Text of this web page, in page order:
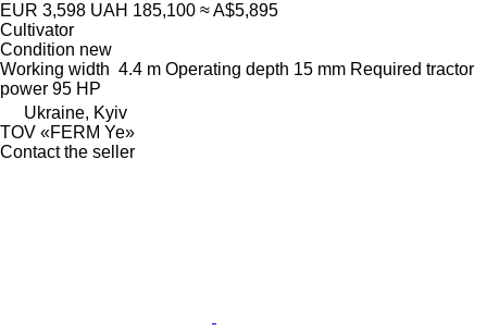
EUR 3,598 UAH 185,100 ≈ A$5,895
Cultivator
Condition new
Working width 4.4 m Operating depth 15 mm Required tractor
power 95 HP
Ukraine, Kyiv
TOV «FERM Ye»
Contact the seller